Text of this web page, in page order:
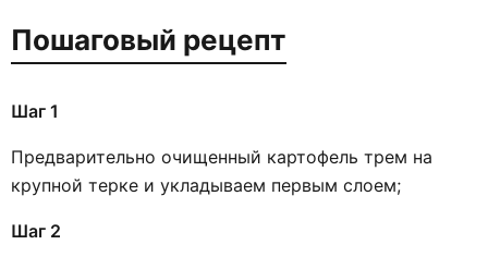
Пошаговый рецепт
Шаг 1
Предварительно очищенный картофель трем на
крупной терке и укладываем первым слоем;
Шаг 2